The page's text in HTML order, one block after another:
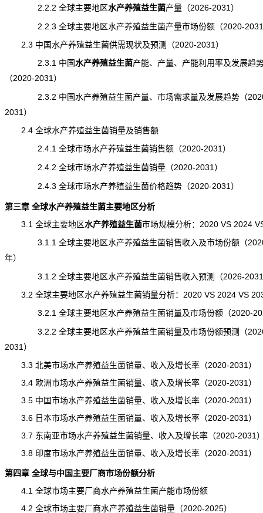
2.2.2 全球主要地区水产养殖益生菌产量（2026-2031）
2.2.3 全球主要地区水产养殖益生菌产量市场份额（2020-
2.3 中国水产养殖益生菌供需现状及预测（2020-2031）
2.3.1 中国水产养殖益生菌产能、产量、产能利用率及发展趋
（2020-2031）
2.3.2 中国水产养殖益生菌产量、市场需求量及发展趋势（
2031）
2.4 全球水产养殖益生菌销量及销售额
2.4.1 全球市场水产养殖益生菌销售额（2020-2031）
2.4.2 全球市场水产养殖益生菌销量（2020-2031）
2.4.3 全球市场水产养殖益生菌价格趋势（2020-2031）
第三章 全球水产养殖益生菌主要地区分析
3.1 全球主要地区水产养殖益生菌市场规模分析：2020 VS 2024
3.1.1 全球主要地区水产养殖益生菌销售收入及市场份额（
年）
3.1.2 全球主要地区水产养殖益生菌销售收入预测（2026-
3.2 全球主要地区水产养殖益生菌销量分析：2020 VS 2024 VS
3.2.1 全球主要地区水产养殖益生菌销量及市场份额（2020-
3.2.2 全球主要地区水产养殖益生菌销量及市场份额预测（
2031）
3.3 北美市场水产养殖益生菌销量、收入及增长率（2020-2031）
3.4 欧洲市场水产养殖益生菌销量、收入及增长率（2020-2031）
3.5 中国市场水产养殖益生菌销量、收入及增长率（2020-2031）
3.6 日本市场水产养殖益生菌销量、收入及增长率（2020-2031）
3.7 东南亚市场水产养殖益生菌销量、收入及增长率（2020-2031
3.8 印度市场水产养殖益生菌销量、收入及增长率（2020-2031）
第四章 全球与中国主要厂商市场份额分析
4.1 全球市场主要厂商水产养殖益生菌产能市场份额
4.2 全球市场主要厂商水产养殖益生菌销量（2020-2025）